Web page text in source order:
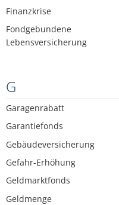
Finanzkrise
Fondgebundene
Lebensversicherung
G
Garagenrabatt
Garantiefonds
Gebäudeversicherung
Gefahr-Erhöhung
Geldmarktfonds
Geldmenge